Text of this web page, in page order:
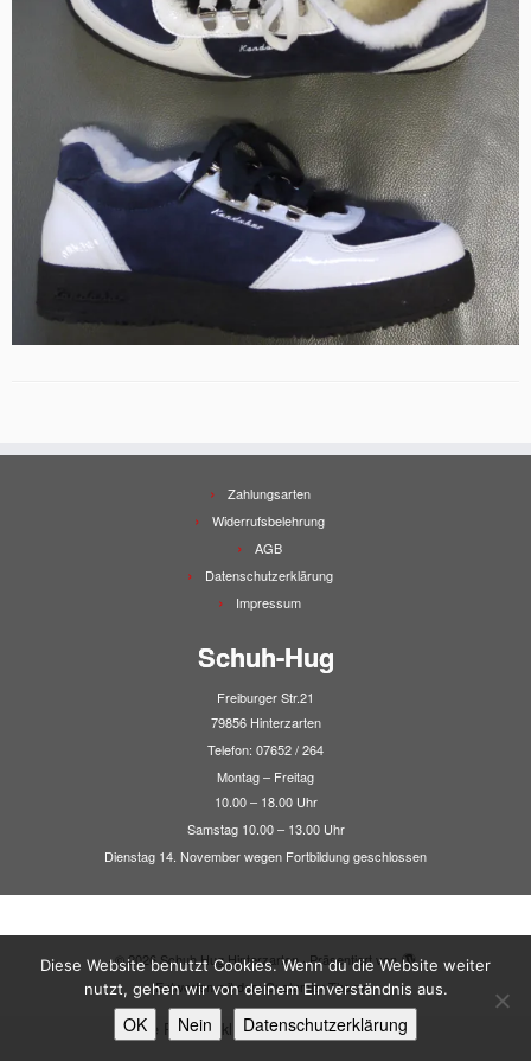
Zahlungsarten
Widerrufsbelehrung
AGB
Datenschutzerklärung
Impressum
Schuh-Hug
Freiburger Str.21
79856 Hinterzarten
Telefon: 07652 / 264
Montag – Freitag
10.00 – 18.00 Uhr
Samstag 10.00 – 13.00 Uhr
Dienstag 14. November wegen Fortbildung geschlossen
·© 2026 Schuh Hug Hinterzarten·Präsentiert von
·
Entworfen mit demCustomizr-Theme·
Alle Preise inkl. der gesetzlichen MwSt.
Diese Website benutzt Cookies. Wenn du die Website weiter
nutzt, gehen wir von deinem Einverständnis aus.
OK Nein Datenschutzerklärung